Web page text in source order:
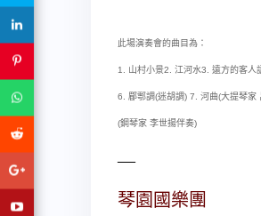
此場演奏會的曲目為：
1. 山村小景2. 江河水3. 遠方的客人
6. 郿鄠調(迷胡調) 7. 河曲(大提琴家
(鋼琴家 李世揚伴奏)
—
琴園國樂團